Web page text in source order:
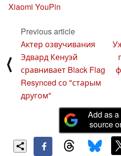
Xiaomi YouPin
⟨
Previous article
Актер озвучивания
Эдвард Кенуэй
сравнивает Black Flag
Resynced со "старым
другом"
Add as
source